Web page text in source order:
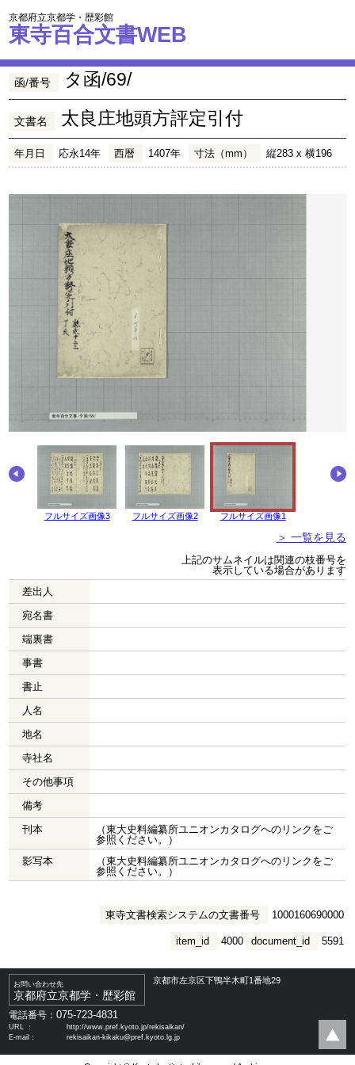
京都府立京都学・歴彩館
東寺百合文書WEB
函/番号 タ函/69/
文書名 太良庄地頭方評定引付
年月日 応永14年 西暦 1407年 寸法（mm） 縦283 x 横196
フルサイズ画像3 フルサイズ画像2 フルサイズ画像1
＞ 一覧を見る
上記のサムネイルは関連の枝番号を
表示している場合があります
差出人
宛名書
端裏書
事書
書止
人名
地名
寺社名
その他事項
備考
刊本
（東大史料編纂所ユニオンカタログへのリンクをご
参照ください。）
影写本
（東大史料編纂所ユニオンカタログへのリンクをご
参照ください。）
東寺文書検索システムの文書番号 1000160690000
document_id 5591
item_id 4000
お問い合わせ先
京都府立京都学・歴彩館
京都市左京区下鴨半木町1番地29
電話番号：075-723-4831
URL ：
http://www.pref.kyoto.jp/rekisaikan/
E-mail：
rekisaikan-kikaku@pref.kyoto.lg.jp